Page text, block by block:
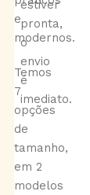
estiver
pronta,
o
envio
é
imediato.
e
modernos.
Temos
7
opções
de
tamanho,
em 2
modelos